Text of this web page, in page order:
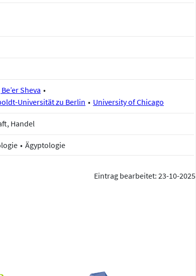
Sheva
Universität zu Berlin
University of Chicago
Handel
Ägyptologie
Eintrag bearbeitet: 23-10-2025